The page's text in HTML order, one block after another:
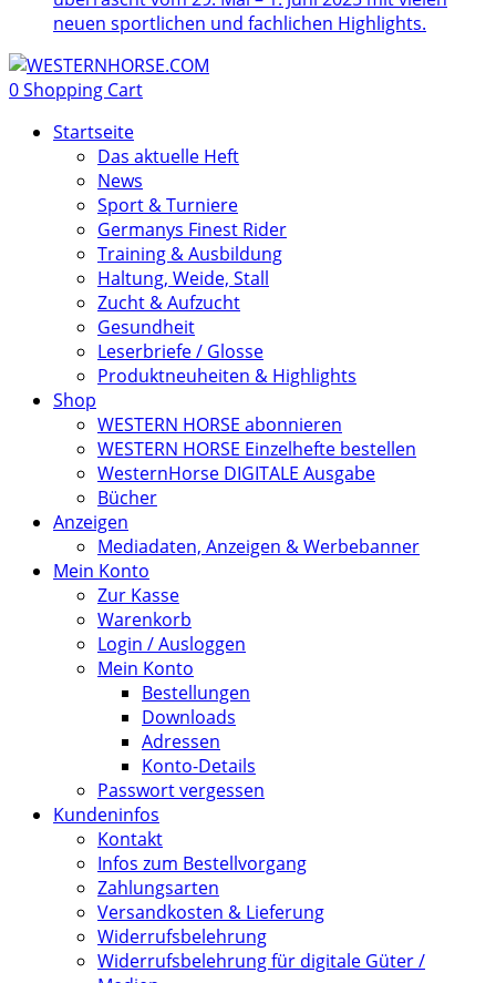
neuen sportlichen und fachlichen Highlights.
0Shopping Cart
Startseite
Das aktuelle Heft
News
Sport & Turniere
Germanys Finest Rider
Training & Ausbildung
Haltung, Weide, Stall
Zucht & Aufzucht
Gesundheit
Leserbriefe / Glosse
Produktneuheiten & Highlights
Shop
WESTERN HORSE abonnieren
WESTERN HORSE Einzelhefte bestellen
WesternHorse DIGITALE Ausgabe
Bücher
Anzeigen
Mediadaten, Anzeigen & Werbebanner
Mein Konto
Zur Kasse
Warenkorb
Login / Ausloggen
Mein Konto
Bestellungen
Downloads
Adressen
Konto-Details
Passwort vergessen
Kundeninfos
Kontakt
Infos zum Bestellvorgang
Zahlungsarten
Versandkosten & Lieferung
Widerrufsbelehrung
Widerrufsbelehrung für digitale Güter /